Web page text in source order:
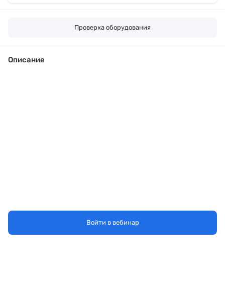
Проверка оборудования
Описание
Войти в вебинар